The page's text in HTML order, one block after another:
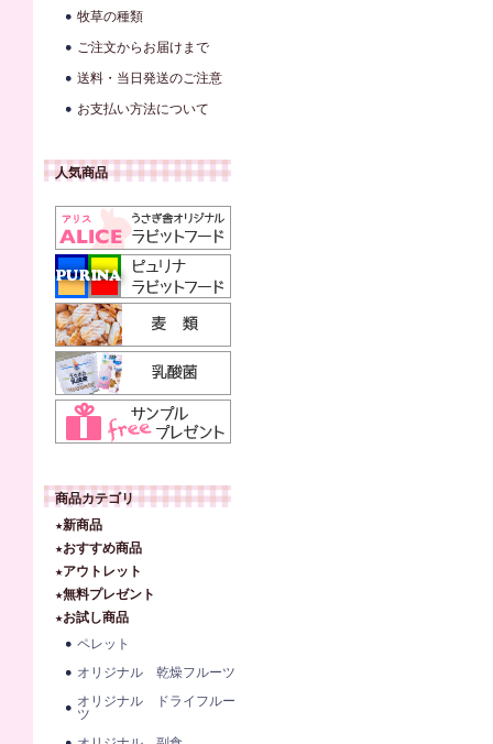
牧草の種類
ご注文からお届けまで
送料・当日発送のご注意
お支払い方法について
人気商品
商品カテゴリ
★新商品
★おすすめ商品
★アウトレット
★無料プレゼント
★お試し商品
ペレット
オリジナル 乾燥フルーツ
オリジナル ドライフルー
ツ